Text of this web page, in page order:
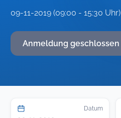
09-11-2019 (09:00 - 15:30 Uhr)
Anmeldung geschlossen
Datum